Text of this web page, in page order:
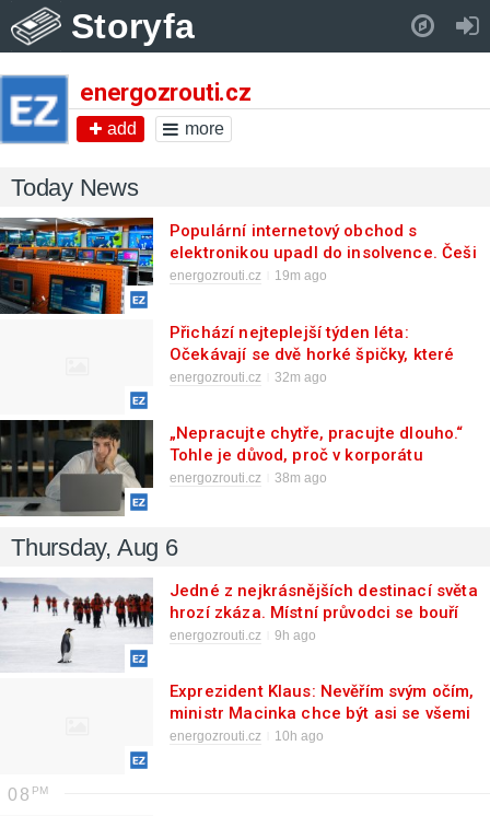
Storyfa
energozrouti.cz
add more
Today News
Populární internetový obchod s
elektronikou upadl do insolvence. Češi
budou mít problém získat své peníze
energozrouti.cz 19m ago
Přichází nejteplejší týden léta:
Očekávají se dvě horké špičky, které
zasáhnou většinu Česka
energozrouti.cz 32m ago
„Nepracujte chytře, pracujte dlouho.“
Tohle je důvod, proč v korporátu
vyhrávají ti, kteří se nepředřou
energozrouti.cz 38m ago
Thursday, Aug 6
Jedné z nejkrásnějších destinací světa
hrozí zkáza. Místní průvodci se bouří
proti bezohledným zbohatlíkům
energozrouti.cz 9h ago
Exprezident Klaus: Nevěřím svým očím,
ministr Macinka chce být asi se všemi
za dobře
energozrouti.cz 10h ago
08
Pull down to refresh..